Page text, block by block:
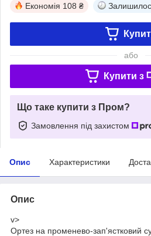
Економія 108 ₴
або
Купити з
Що таке купити з Пром?
Замовлення під захистом
Опис Характеристики
Опис
v>
Ортез на променево-зап'ястковий